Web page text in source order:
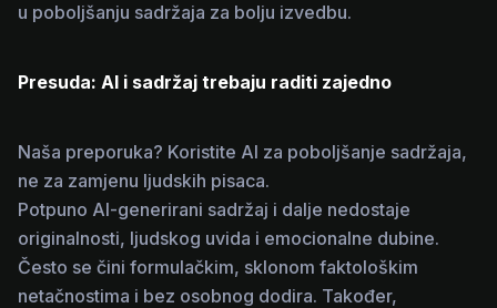
u poboljšanju sadržaja za bolju izvedbu.
Presuda: AI i sadržaj trebaju raditi zajedno
Naša preporuka? Koristite AI za poboljšanje sadržaja,
ne za zamjenu ljudskih pisaca.
Potpuno AI-generirani sadržaj i dalje nedostaje
originalnosti, ljudskog uvida i emocionalne dubine.
Često se čini formulačkim, sklonom faktološkim
netačnostima i bez osobnog dodira. Također,